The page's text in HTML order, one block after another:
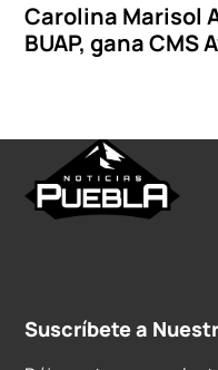
Carolina Marisol
BUAP, gana CMS
Suscríbete a